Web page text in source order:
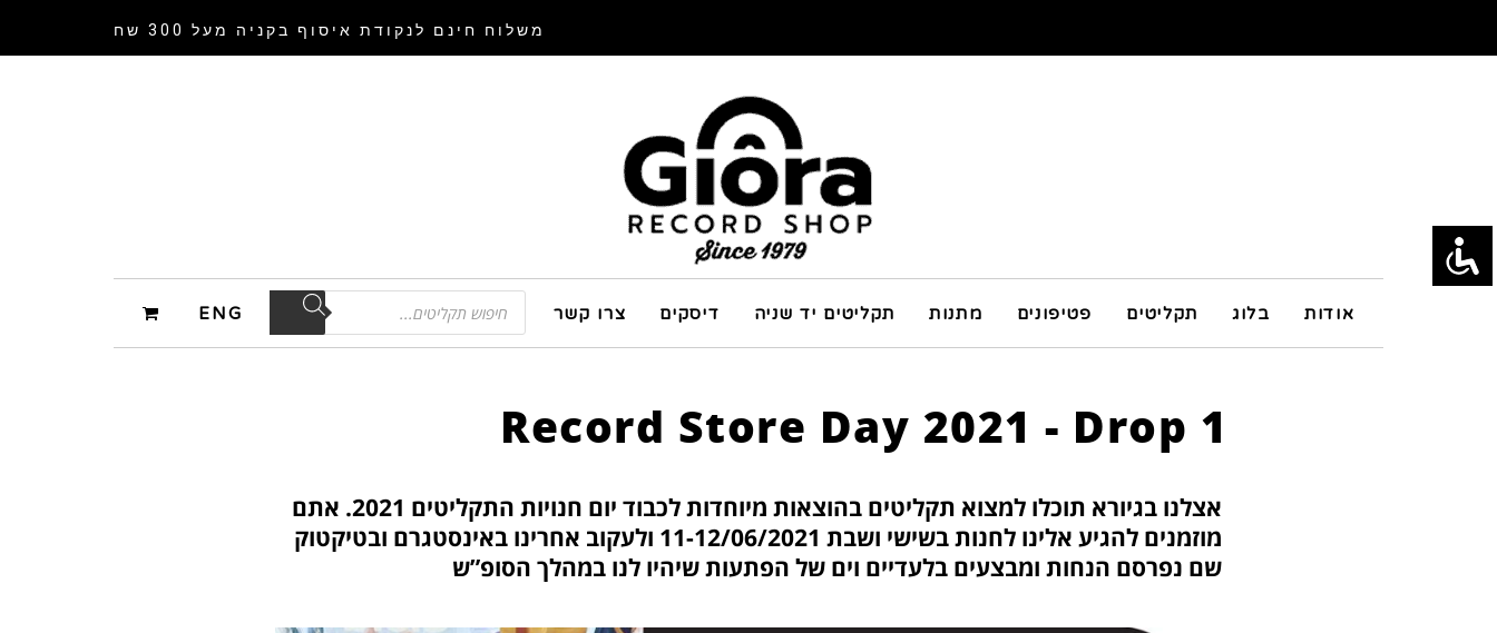
משלוח חינם לנקודת איסוף בקניה מעל 300 שח
אודות בלוג תקליטים פטיפונים מתנות תקליטים יד שניה דיסקים צרו קשר ENG
Record Store Day 2021 - Drop 1
אצלנו בגיורא תוכלו למצוא תקליטים בהוצאות מיוחדות לכבוד יום חנויות התקליטים 2021. אתם
מוזמנים להגיע אלינו לחנות בשישי ושבת 11-12/06/2021 ולעקוב אחרינו באינסטגרם ובטיקטוק
שם נפרסם הנחות ומבצעים בלעדיים וים של הפתעות שיהיו לנו במהלך הסופ”ש